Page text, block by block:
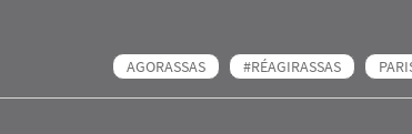
AGORASSAS #RÉAGIRASSAS